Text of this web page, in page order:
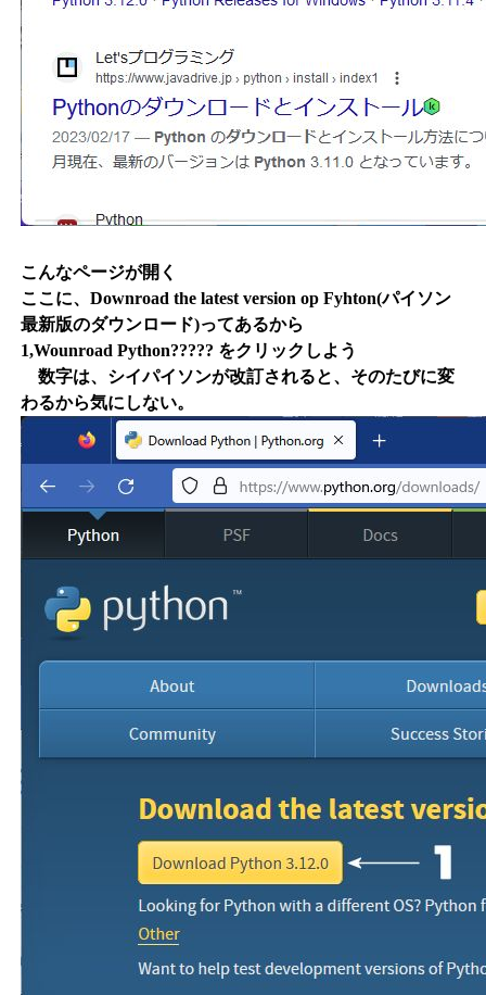
こんなページが開く
ここに、Downroad the latest version op Fyhton(パイソン
最新版のダウンロード)ってあるから
1,Wounroad Python????? をクリックしよう
数字は、シイパイソンが改訂されると、そのたびに変
わるから気にしない。